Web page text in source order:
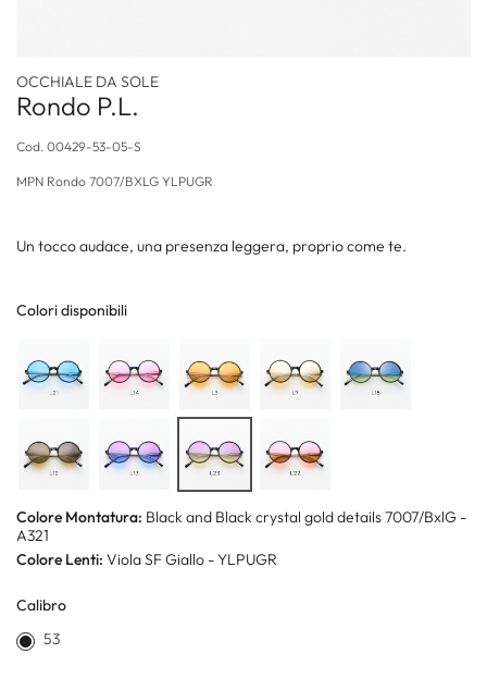
OCCHIALE DA SOLE
Rondo P.L.
Cod. 00429-53-05-S
MPN Rondo 7007/BXLG YLPUGR
Un tocco audace, una presenza leggera, proprio come te.
Colori disponibili
Colore Montatura: Black and Black crystal gold details 7007/BxlG -
A321
Colore Lenti: Viola SF Giallo - YLPUGR
Calibro
53